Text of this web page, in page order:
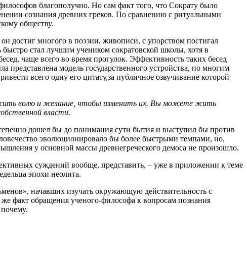
благополучно. Но сам факт того, что Сократу было
сознания древних греков. По сравнению с ритуальными
обществу.
достиг многого в поэзии, живописи, с упорством постигал
стал лучшим учеником сократовской школы, хотя в
чаще всего во время прогулок. Эффективность таких бесед
представлена модель государственного устройства, по многим
всего одну его цитату,за публичное озвучивание которой
волю и желание, чтобы изменить их. Вы можете жить
власти.
дошел бы до понимания сути бытия и выступил бы против
эволюционировало бы более быстрыми темпами, но,
у основной массы древнегреческого демоса не произошло.
суждений вообще, представить, ‒ уже в приложении к теме
эпохи неолита.
начавших изучать окружающую действительность с
факт обращения ученого-философа к вопросам познания